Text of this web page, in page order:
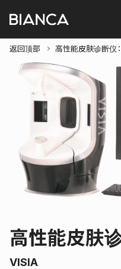
返回顶部 高性能皮肤诊断仪
高性能皮肤
VISIA